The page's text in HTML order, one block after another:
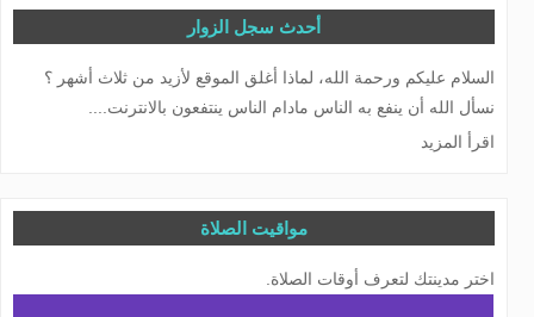
أحدث سجل الزوار
يشرفني إلى سيادتكم وتنزل لي كتابة الرسائل لد. تقي الدين الهلال
المغربي
اقرأ المزيد
مواقيت الصلاة
اختر مدينتك لتعرف أوقات الصلاة.